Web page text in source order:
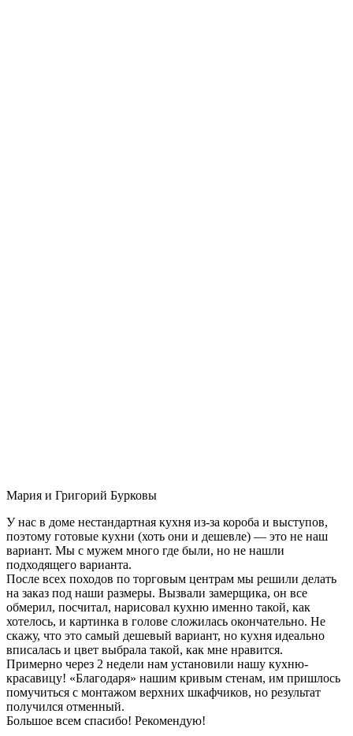
Мария и Григорий Бурковы
У нас в доме нестандартная кухня из-за короба и выступов,
поэтому готовые кухни (хоть они и дешевле) — это не наш
вариант. Мы с мужем много где были, но не нашли
подходящего варианта.
После всех походов по торговым центрам мы решили делать
на заказ под наши размеры. Вызвали замерщика, он все
обмерил, посчитал, нарисовал кухню именно такой, как
хотелось, и картинка в голове сложилась окончательно. Не
скажу, что это самый дешевый вариант, но кухня идеально
вписалась и цвет выбрала такой, как мне нравится.
Примерно через 2 недели нам установили нашу кухню-
красавицу! «Благодаря» нашим кривым стенам, им пришлось
помучиться с монтажом верхних шкафчиков, но результат
получился отменный.
Большое всем спасибо! Рекомендую!